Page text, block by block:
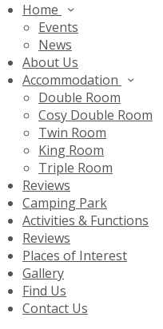
Home
Events
News
About Us
Accommodation
Double Room
Cosy Double Room
Twin Room
King Room
Triple Room
Reviews
Camping Park
Activities & Functions
Reviews
Places of Interest
Gallery
Find Us
Contact Us